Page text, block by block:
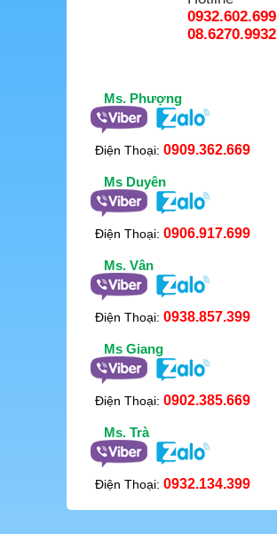
0932.602.699
08.6270.9932
Ms. Phượng
Điện Thoại: 0909.362.669
Ms Duyên
Điện Thoại: 0906.917.699
Ms. Vân
Điện Thoại: 0938.857.399
Ms Giang
Điện Thoại: 0902.385.669
Ms. Trà
Điện Thoại: 0932.134.399